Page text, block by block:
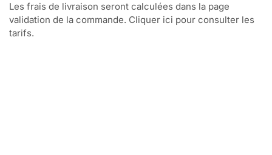
Les frais de livraison seront calculées dans la page
validation de la commande. Cliquer ici pour consulter les
tarifs.